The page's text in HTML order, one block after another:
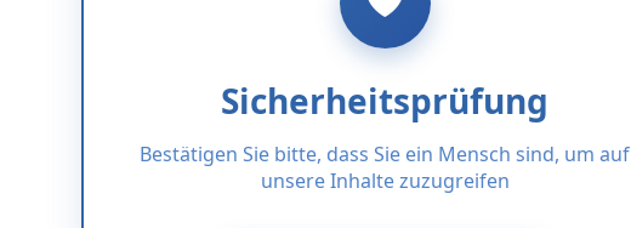
Sicherheitsprüfung
Bestätigen Sie bitte, dass Sie ein Mensch sind, um auf
unsere Inhalte zuzugreifen